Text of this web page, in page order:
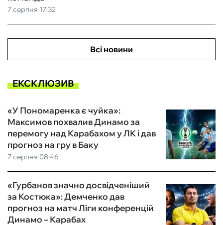
7 серпня 17:32
Всі новини
ЕКСКЛЮЗИВ
7 серпня 08:46
«У Пономаренка є чуйка»:
Максимов похвалив Динамо за
перемогу над Карабахом у ЛК і дав
прогноз на гру в Баку
«Гурбанов значно досвідченіший
за Костюка»: Демченко дав
прогноз на матч Ліги конференцій
Динамо – Карабах